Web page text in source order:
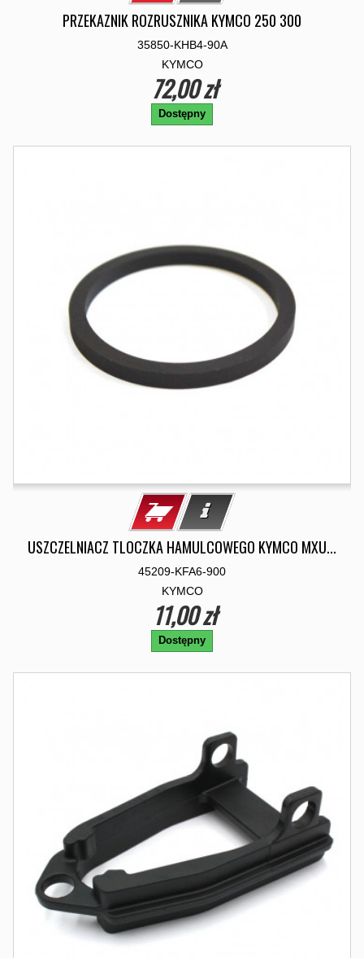
PRZEKAZNIK ROZRUSZNIKA KYMCO 250 300
35850-KHB4-90A
KYMCO
72,00 zł
Dostępny
USZCZELNIACZ TLOCZKA HAMULCOWEGO KYMCO MXU...
45209-KFA6-900
KYMCO
11,00 zł
Dostępny